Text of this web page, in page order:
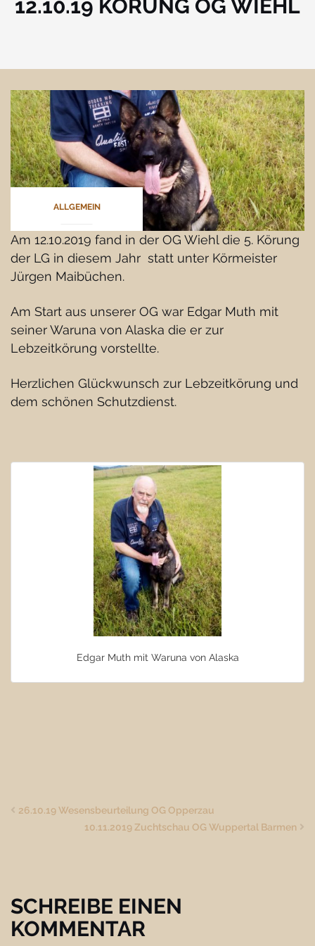
12.10.19 KÖRUNG OG WIEHL
ALLGEMEIN
Am 12.10.2019 fand in der OG Wiehl die 5. Körung
der LG in diesem Jahr statt unter Körmeister
Jürgen Maibüchen.
Am Start aus unserer OG war Edgar Muth mit
seiner Waruna von Alaska die er zur
Lebzeitkörung vorstellte.
Herzlichen Glückwunsch zur Lebzeitkörung und
dem schönen Schutzdienst.
Edgar Muth mit Waruna von Alaska
26.10.19 Wesensbeurteilung OG Opperzau
10.11.2019 Zuchtschau OG Wuppertal Barmen
SCHREIBE EINEN
KOMMENTAR